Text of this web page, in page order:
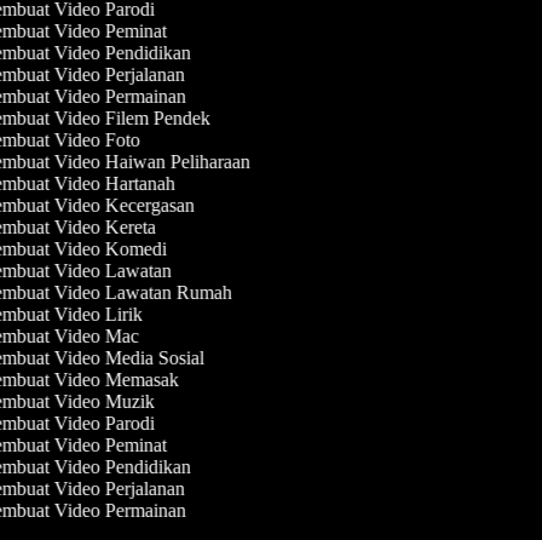
Video Parodi
Video Peminat
Video Pendidikan
Video Perjalanan
Video Permainan
Video Filem Pendek
Video Foto
Video Haiwan Peliharaan
Video Hartanah
Video Kecergasan
Video Kereta
Video Komedi
Video Lawatan
Video Lawatan Rumah
Video Lirik
Video Mac
Video Media Sosial
Video Memasak
Video Muzik
Video Parodi
Video Peminat
Video Pendidikan
Video Perjalanan
Video Permainan